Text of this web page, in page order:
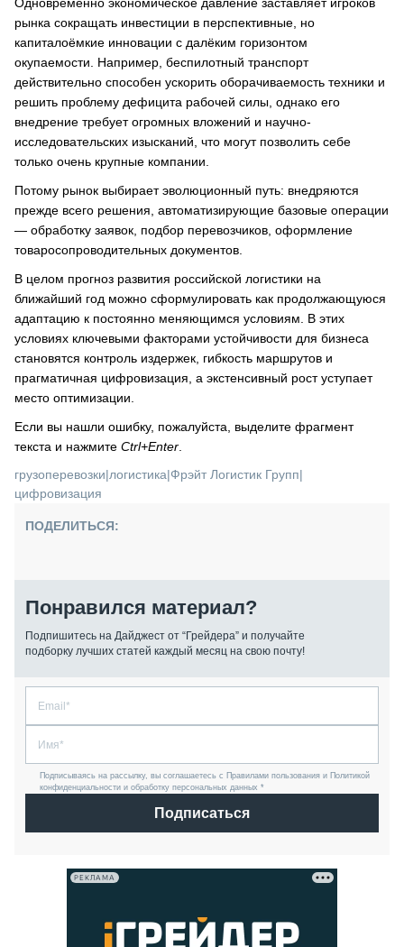
рынка сокращать инвестиции в перспективные, но
капиталоёмкие инновации с далёким горизонтом
окупаемости. Например, беспилотный транспорт
действительно способен ускорить оборачиваемость техники и
решить проблему дефицита рабочей силы, однако его
внедрение требует огромных вложений и научно-
исследовательских изысканий, что могут позволить себе
только очень крупные компании.
Потому рынок выбирает эволюционный путь: внедряются
прежде всего решения, автоматизирующие базовые операции
— обработку заявок, подбор перевозчиков, оформление
товаросопроводительных документов.
В целом прогноз развития российской логистики на
ближайший год можно сформулировать как продолжающуюся
адаптацию к постоянно меняющимся условиям. В этих
условиях ключевыми факторами устойчивости для бизнеса
становятся контроль издержек, гибкость маршрутов и
прагматичная цифровизация, а экстенсивный рост уступает
место оптимизации.
Если вы нашли ошибку, пожалуйста, выделите фрагмент
текста и нажмите Ctrl+Enter
грузоперевозки|логистика|Фрэйт Логистик Групп|
цифровизация
ПОДЕЛИТЬСЯ:
Понравился материал?
Подпишитесь на Дайджест от “Грейдера” и получайте
подборку лучших статей каждый месяц на свою почту!
Подписываясь на рассылку, вы соглашаетесь с Правилами пользования и Политикой
конфиденциальности и обработку персональных данных *
Подписаться
РЕКЛАМА